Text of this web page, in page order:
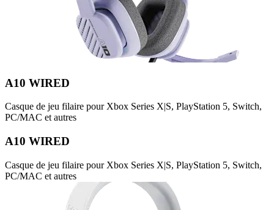
A10 WIRED
Casque de jeu filaire pour Xbox Series X|S, PlayStation 5, Switch,
PC/MAC et autres
A10 WIRED
Casque de jeu filaire pour Xbox Series X|S, PlayStation 5, Switch,
PC/MAC et autres